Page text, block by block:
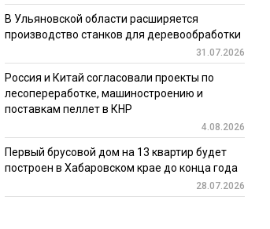
В Ульяновской области расширяется
производство станков для деревообработки
31.07.2026
Россия и Китай согласовали проекты по
лесопереработке, машиностроению и
поставкам пеллет в КНР
4.08.2026
Первый брусовой дом на 13 квартир будет
построен в Хабаровском крае до конца года
28.07.2026